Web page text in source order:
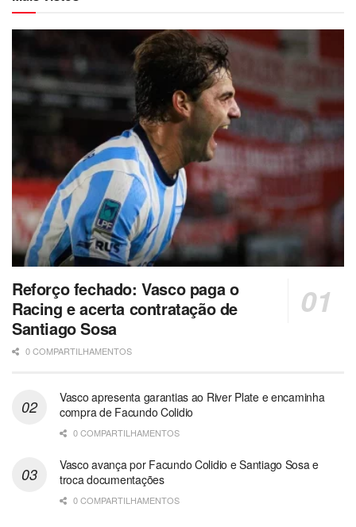
Reforço fechado: Vasco paga o
Racing e acerta contratação de
Santiago Sosa
0 COMPARTILHAMENTOS
Vasco apresenta garantias ao River Plate e encaminha
compra de Facundo Colidio
0 COMPARTILHAMENTOS
Vasco avança por Facundo Colidio e Santiago Sosa e
troca documentações
0 COMPARTILHAMENTOS